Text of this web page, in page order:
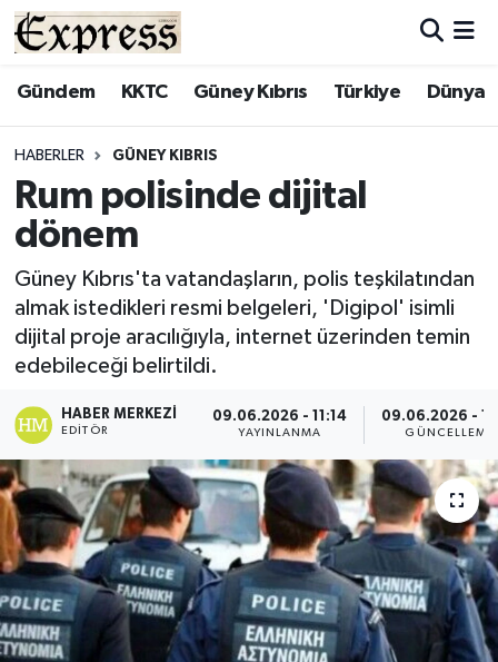
Gündem KKTC Güney Kıbrıs Türkiye Dünya
HABERLER GÜNEY KIBRIS
Rum polisinde dijital
dönem
Güney Kıbrıs'ta vatandaşların, polis teşkilatından
almak istedikleri resmi belgeleri, 'Digipol' isimli
dijital proje aracılığıyla, internet üzerinden temin
edebileceği belirtildi.
HABER MERKEZI
EDITÖR
09.06.2026 - 11:14
YAYINLANMA
09.06.2026 -
GÜNCELLEME
ALAYKÖY
BİLİM
DÜNYA
EĞİTİM
EKONOMİ
ENGLISH
ESENTEPE
GAZİMAĞUSA
GİRNE
Hava Durumu
Süper Lig Puan Durumu ve Fikstür
Son Dakika Haberleri
Haber Arşivi